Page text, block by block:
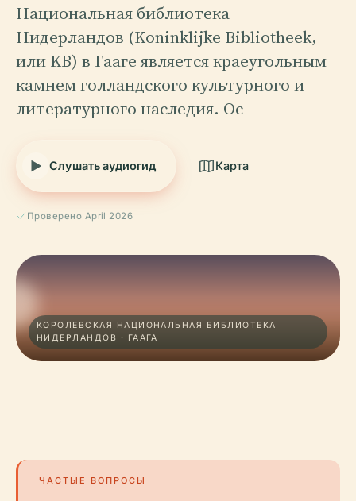
Национальная библиотека
Нидерландов (Koninklijke Bibliotheek,
или KB) в Гааге является краеугольным
камнем голландского культурного и
литературного наследия. Ос
Слушать аудиогид Карта
Проверено April 2026
КОРОЛЕВСКАЯ НАЦИОНАЛЬНАЯ БИБЛИОТЕКА
НИДЕРЛАНДОВ · ГААГА
ЧАСТЫЕ ВОПРОСЫ